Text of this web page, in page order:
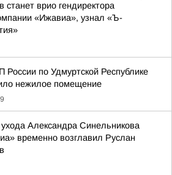
станет врио гендиректора
«Ижавиа», узнал «Ъ-
по Удмуртской Республике
нежилое помещение
Александра Синельникова
временно возглавил Руслан